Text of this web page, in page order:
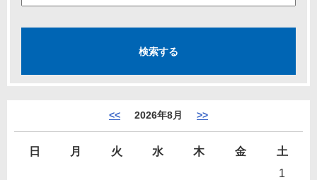
<< 2026年8月 >>
日 月 火 水 木 金
土
1